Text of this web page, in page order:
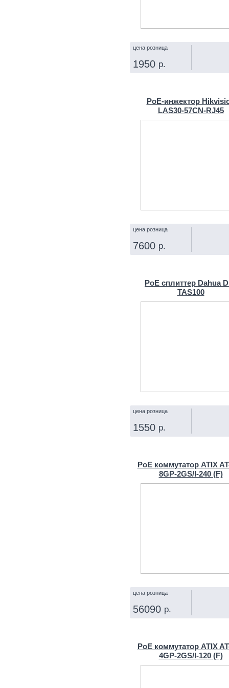
цена розница
1950 р.
PoE-инжектор
LAS30-57CN-RJ45
цена розница
7600 р.
PoE сплиттер Dahua
TAS100
цена розница
1550 р.
PoE коммутатор ATIX
8GP-2GS/I-240 (F)
цена розница
56090 р.
PoE коммутатор ATIX
4GP-2GS/I-120 (F)